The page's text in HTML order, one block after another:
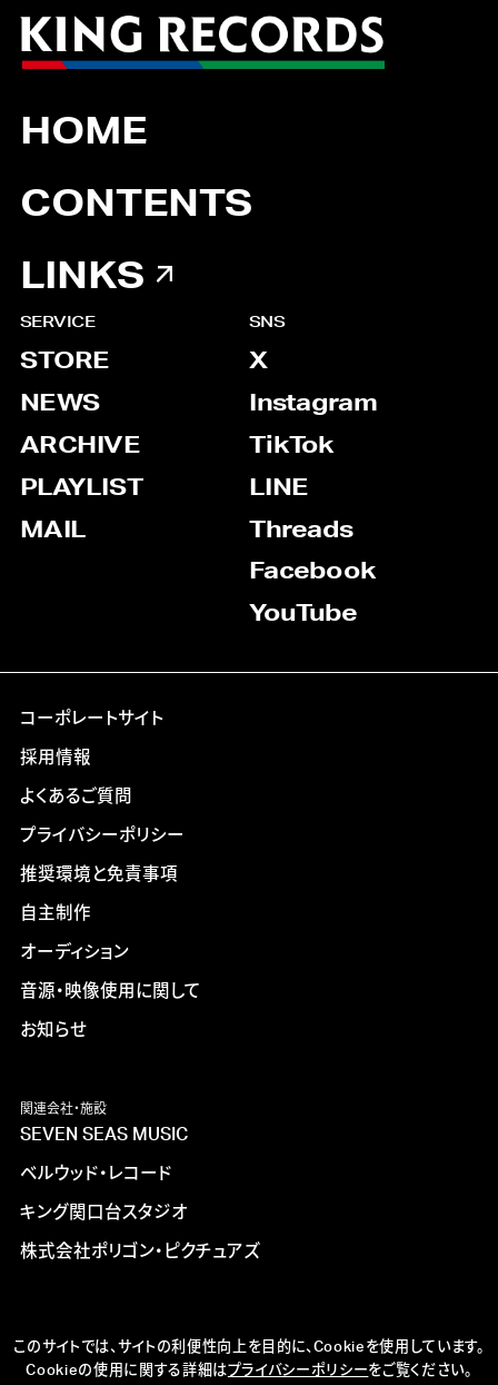
HOME
CONTENTS
LINKS
SERVICE
STORE
NEWS
ARCHIVE
PLAYLIST
MAIL
SNS
X
Instagram
TikTok
LINE
Threads
Facebook
YouTube
コーポレートサイト
採用情報
よくあるご質問
プライバシーポリシー
推奨環境と免責事項
自主制作
オーディション
音源・映像使用に関して
お知らせ
関連会社・施設
SEVEN SEAS MUSIC
ベルウッド・レコード
キング関口台スタジオ
株式会社ポリゴン・ピクチュアズ
このサイトでは、サイトの利便性向上を目的に、Cookieを使用しています。
Cookieの使用に関する詳細はプライバシーポリシーをご覧ください。